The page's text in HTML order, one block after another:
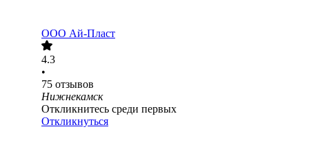
ООО Ай-Пласт
4.3
•
75 отзывов
Нижнекамск
Откликнитесь среди первых
Откликнуться